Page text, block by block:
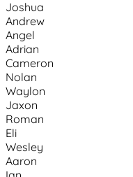
Joshua
Andrew
Angel
Adrian
Cameron
Nolan
Waylon
Jaxon
Roman
Eli
Wesley
Aaron